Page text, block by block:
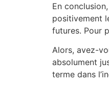
En
positivement
futures. Pour
Alors, avez-
absolument
terme dans